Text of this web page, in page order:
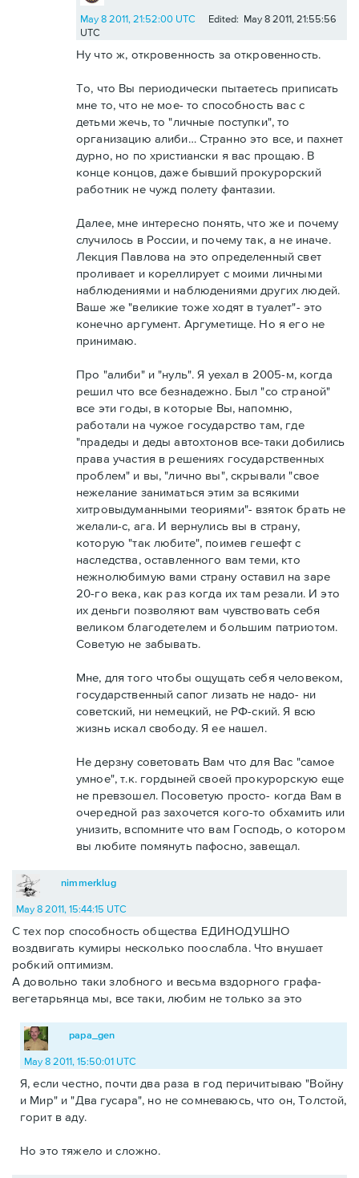
May 8 2011, 21:52:00 UTC
Edited: May 8 2011, 21:55:56
UTC
Ну что ж, откровенность за откровенность.
То, что Вы периодически пытаетесь приписать
мне то, что не мое- то способность вас с
детьми жечь, то "личные поступки", то
организацию алиби… Странно это все, и пахнет
дурно, но по христиански я вас прощаю. В
конце концов, даже бывший прокурорский
работник не чужд полету фантазии.
Далее, мне интересно понять, что же и почему
случилось в России, и почему так, а не иначе.
Лекция Павлова на это определенный свет
проливает и кореллирует с моими личными
наблюдениями и наблюдениями других людей.
Ваше же "великие тоже ходят в туалет"- это
конечно аргумент. Аргуметище. Но я его не
принимаю.
Про "алиби" и "нуль". Я уехал в 2005-м, когда
решил что все безнадежно. Был "со страной"
все эти годы, в которые Вы, напомню,
работали на чужое государство там, где
"прадеды и деды автохтонов все-таки добились
права участия в решениях государственных
проблем" и вы, "лично вы", скрывали "свое
нежелание заниматься этим за всякими
хитровыдуманными теориями"- взяток брать не
желали-с, ага. И вернулись вы в страну,
которую "так любите", поимев гешефт с
наследства, оставленного вам теми, кто
нежнолюбимую вами страну оставил на заре
20-го века, как раз когда их там резали. И это
их деньги позволяют вам чувствовать себя
великом благодетелем и большим патриотом.
Советую не забывать.
Мне, для того чтобы ощущать себя человеком,
государственный сапог лизать не надо- ни
советский, ни немецкий, не РФ-ский. Я всю
жизнь искал свободу. Я ее нашел.
Не дерзну советовать Вам что для Вас "самое
умное", т.к. гордыней своей прокурорскую еще
не превзошел. Посоветую просто- когда Вам в
очередной раз захочется кого-то обхамить или
унизить, вспомните что вам Господь, о котором
вы любите помянуть пафосно, завещал.
nimmerklug
May 8 2011, 15:44:15 UTC
С тех пор способность общества ЕДИНОДУШНО
воздвигать кумиры несколько поослабла. Что внушает
робкий оптимизм.
А довольно таки злобного и весьма вздорного графа-
вегетарьянца мы, все таки, любим не только за это
papa_gen
May 8 2011, 15:50:01 UTC
Я, если честно, почти два раза в год перичитываю "Войну
и Мир" и "Два гусара", но не сомневаюсь, что он, Толстой,
горит в аду.
Но это тяжело и сложно.